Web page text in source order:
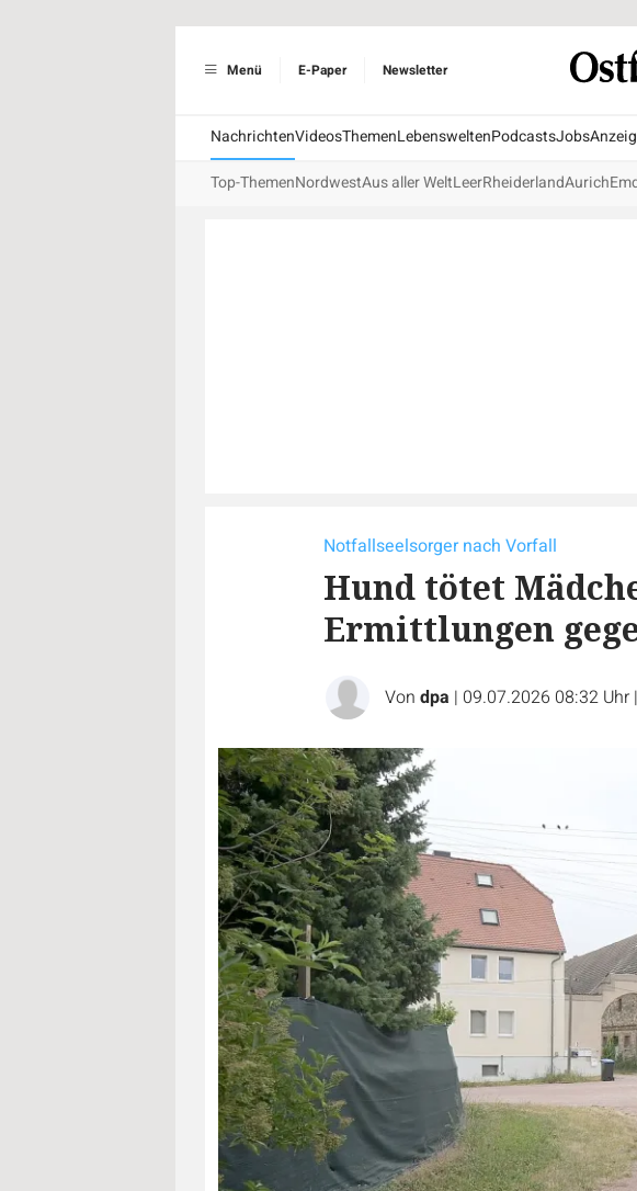
Menü E-Paper Newsletter
NachrichtenVideosThemenLebensweltenPodcastsJobs
Top-ThemenNordwestAus aller WeltLeerRheiderlandAurich
Notfallseelsorger nach Vorfall
Hund tötet
Ermittlungen
Von dpa | 09.07.2026 08:32 Uhr |